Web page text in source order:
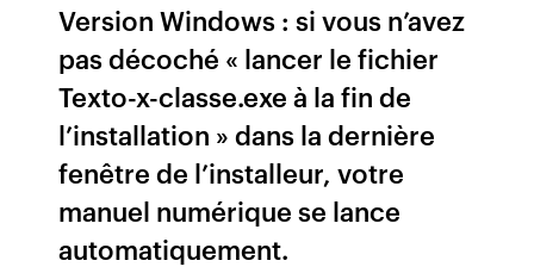
Version Windows : si vous n’avez
pas décoché « lancer le fichier
Texto-x-classe.exe à la fin de
l’installation » dans la dernière
fenêtre de l’installeur, votre
manuel numérique se lance
automatiquement.